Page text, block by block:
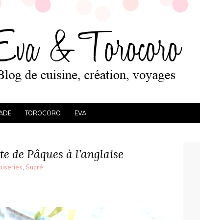
TOROCORO EVA
de Pâques à l’anglaise
Sucré